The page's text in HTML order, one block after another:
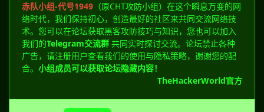
赤队小组-代号1949 （原CHT攻防小组）在这个瞬息万变的网
络时代，我们保持初心，创造最好的社区来共同交流网络技
术。您可以在论坛获取黑客攻防技巧与知识，您也可以加入
我们的Telegram交流群 共同实时探讨交流。论坛禁止各种
广告，请注册用户查看我们的使用与隐私策略，谢谢您的配
合。小组成员可以获取论坛隐藏内容！
TheHackerWorld官方